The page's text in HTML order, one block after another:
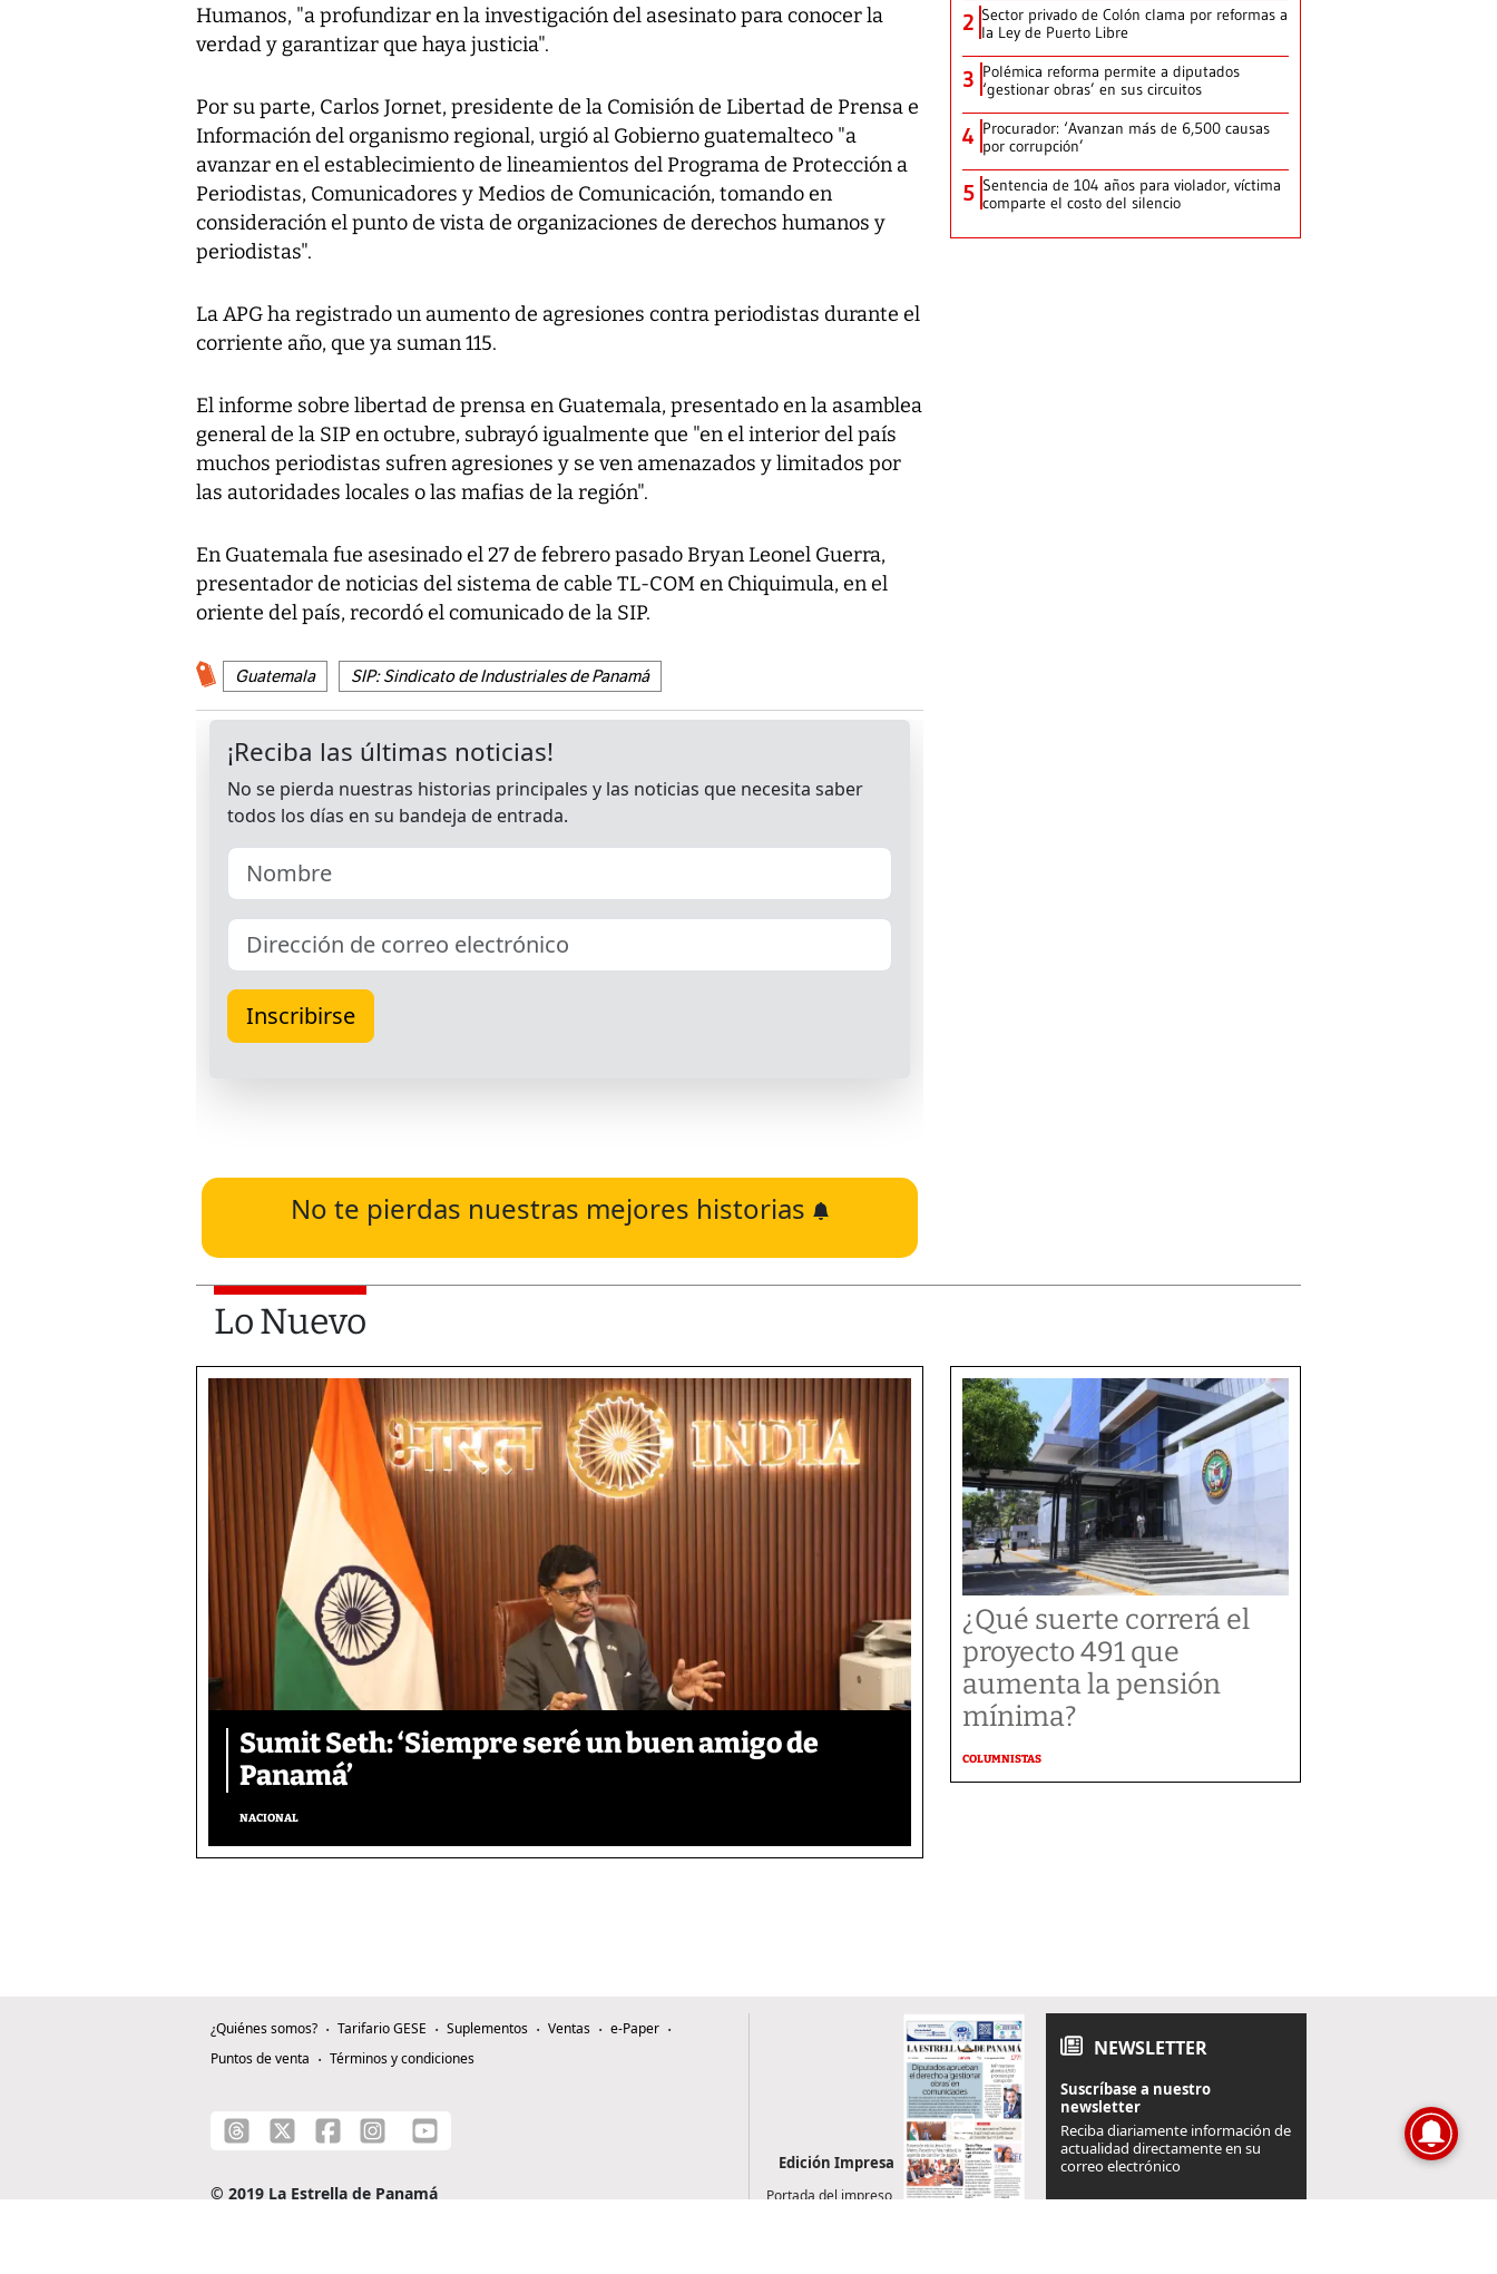
Humanos, "a profundizar en la investigación del asesinato para conocer la
verdad y garantizar que haya justicia".
Por su parte, Carlos Jornet, presidente de la Comisión de Libertad de Prensa e
Información del organismo regional, urgió al Gobierno guatemalteco "a
avanzar en el establecimiento de lineamientos del Programa de Protección a
Periodistas, Comunicadores y Medios de Comunicación, tomando en
consideración el punto de vista de organizaciones de derechos humanos y
periodistas".
La APG ha registrado un aumento de agresiones contra periodistas durante el
corriente año, que ya suman 115.
El informe sobre libertad de prensa en Guatemala, presentado en la asamblea
general de la SIP en octubre, subrayó igualmente que "en el interior del país
muchos periodistas sufren agresiones y se ven amenazados y limitados por
las autoridades locales o las mafias de la región".
En Guatemala fue asesinado el 27 de febrero pasado Bryan Leonel Guerra,
presentador de noticias del sistema de cable TL-COM en Chiquimula, en el
oriente del país, recordó el comunicado de la SIP.
Guatemala SIP: Sindicato de Industriales de Panamá
No te pierdas nuestras mejores historias
2 Sector privado de Colón clama por reformas a
la Ley de Puerto Libre
3 Polémica reforma permite a diputados
‘gestionar obras’ en sus circuitos
4 Procurador: ‘Avanzan más de 6,500 causas
por corrupción’
5 Sentencia de 104 años para violador, víctima
comparte el costo del silencio
Lo Nuevo
Sumit Seth: ‘Siempre seré un buen amigo de
Panamá’
NACIONAL
¿Qué suerte correrá el
proyecto 491 que
aumenta la pensión
mínima?
COLUMNISTAS
¿Quiénes somos? Tarifario GESE Suplementos Ventas
e-Paper
Puntos de venta
Términos y condiciones
© 2019 La Estrella de Panamá
Edición Impresa
Portada del impreso
NEWSLETTER
Suscríbase a nuestro
newsletter
Reciba diariamente información de
actualidad directamente en su
correo electrónico